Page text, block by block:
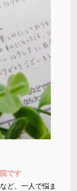
です
ど、一人で悩ま